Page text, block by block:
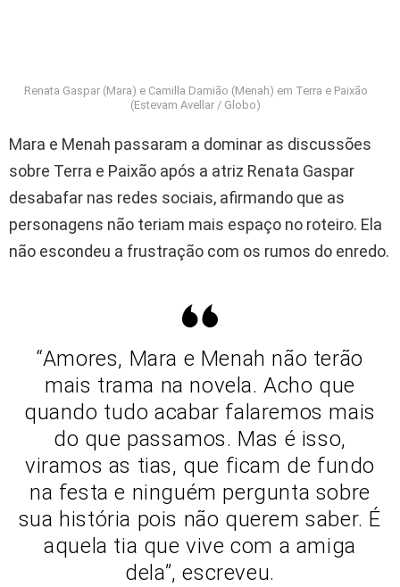
Renata Gaspar (Mara) e Camilla Damião (Menah) em Terra e Paixão
(Estevam Avellar / Globo)
Mara e Menah passaram a dominar as discussões
sobre Terra e Paixão após a atriz Renata Gaspar
desabafar nas redes sociais, afirmando que as
personagens não teriam mais espaço no roteiro. Ela
não escondeu a frustração com os rumos do enredo.
“Amores, Mara e Menah não terão
mais trama na novela. Acho que
quando tudo acabar falaremos mais
do que passamos. Mas é isso,
viramos as tias, que ficam de fundo
na festa e ninguém pergunta sobre
sua história pois não querem saber. É
aquela tia que vive com a amiga
dela”, escreveu.